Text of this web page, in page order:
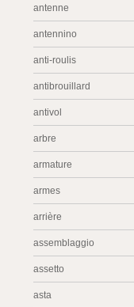
antenne
antennino
anti-roulis
antibrouillard
antivol
arbre
armature
armes
arrière
assemblaggio
assetto
asta